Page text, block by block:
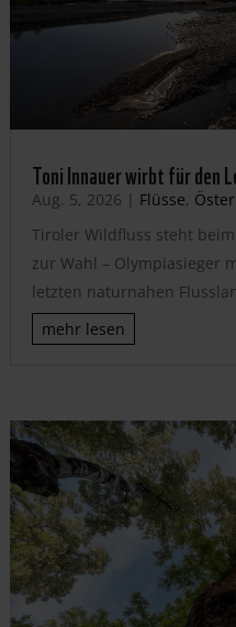
Toni Innauer wirbt für den
Aug. 5, 2026 | Flüsse,
Tiroler Wildfluss steht
zur Wahl – Olympiasieger
letzten naturnahen
mehr lesen